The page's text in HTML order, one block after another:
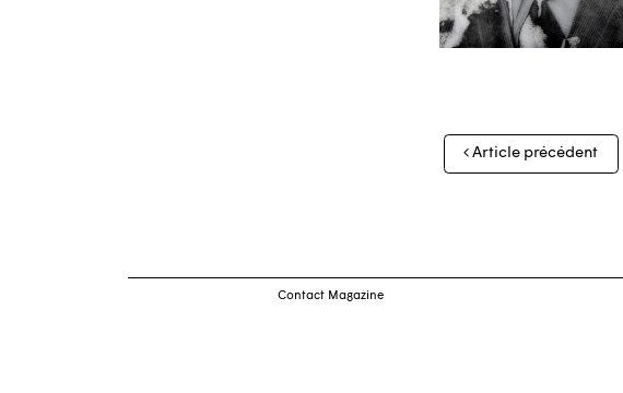
Navigation
des
Article précédent
Contact Magazine